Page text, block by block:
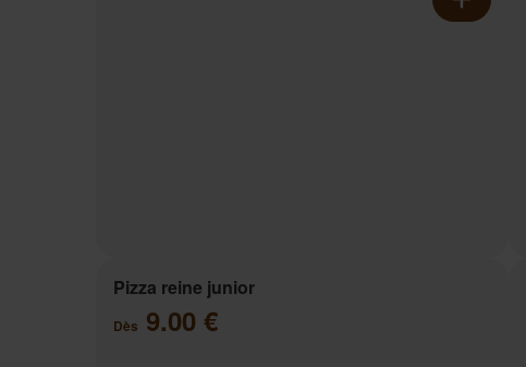
Pizza reine junior
Dès 9.00 €